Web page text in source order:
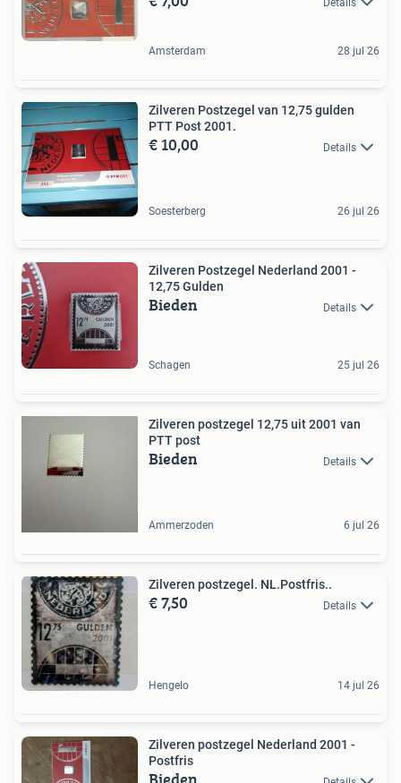
Details
Amsterdam 28 jul 26
Zilveren Postzegel van 12,75 gulden
PTT Post 2001.
€ 10,00 Details
Soesterberg 26 jul 26
Zilveren Postzegel Nederland 2001 -
12,75 Gulden
Bieden Details
Schagen 25 jul 26
Zilveren postzegel 12,75 uit 2001 van
PTT post
Bieden Details
Ammerzoden 6 jul 26
Zilveren postzegel. NL.Postfris..
€ 7,50 Details
Hengelo 14 jul 26
Zilveren postzegel Nederland 2001 -
Postfris